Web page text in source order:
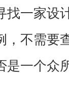
找一家设
，不需要
是一个众